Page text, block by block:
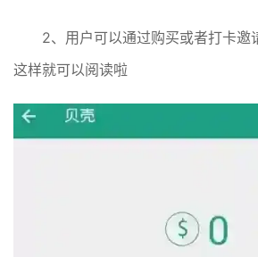
2、用户可以通过购买或者打卡邀
这样就可以阅读啦